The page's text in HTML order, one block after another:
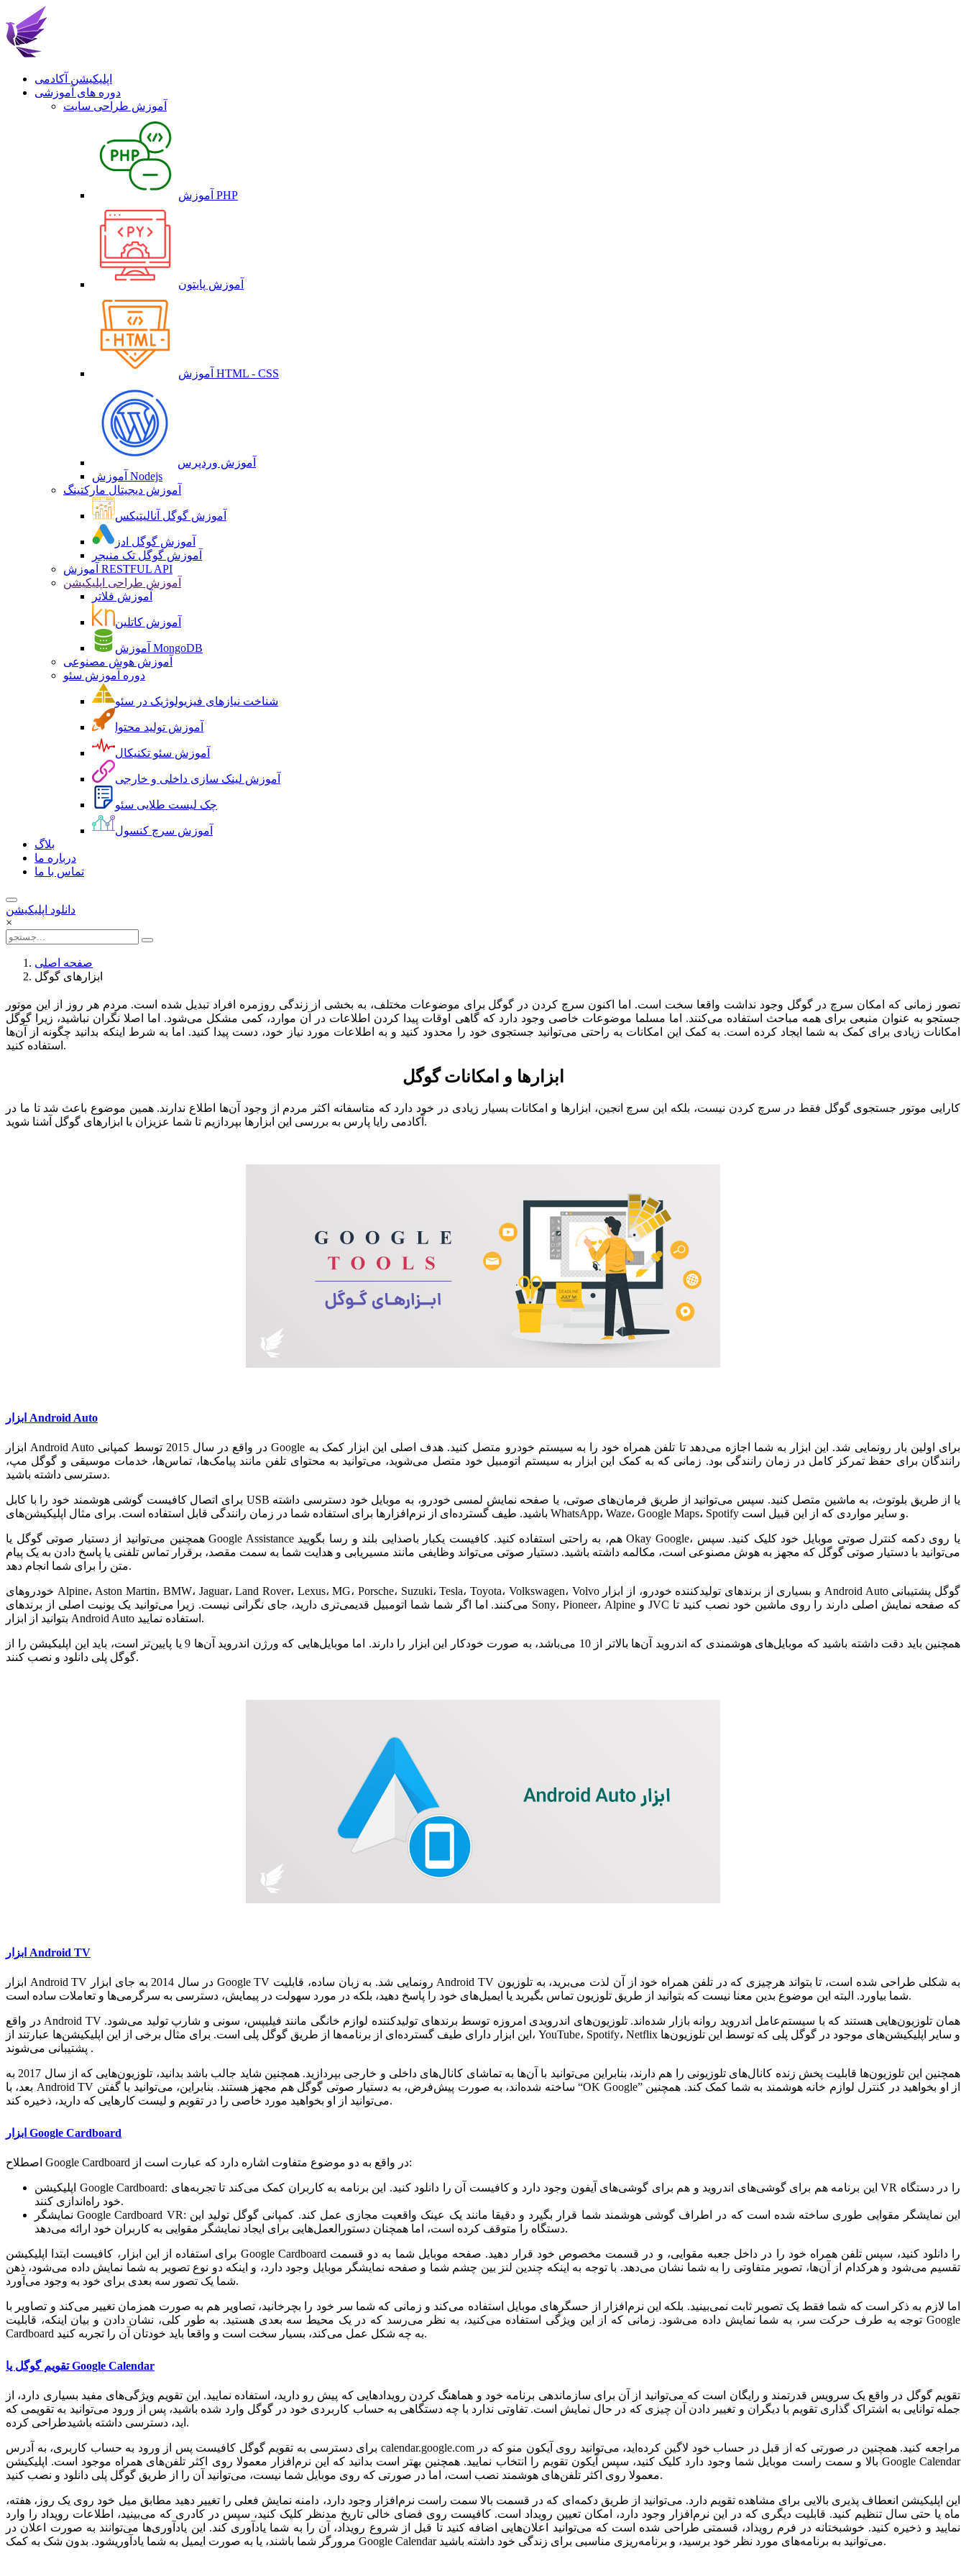
اپلیکیشن آکادمی
دوره های آموزشی
آموزش طراحی سایت
آموزش PHP
آموزش پایتون
آموزش HTML - CSS
آموزش وردپرس
آموزش Nodejs
آموزش دیجیتال مارکتینگ
آموزش گوگل آنالیتیکس
آموزش گوگل ادز
آموزش گوگل تک منیجر
آموزش RESTFUL API
آموزش طراحی اپلیکیشن
آموزش فلاتر
آموزش کاتلین
آموزش MongoDB
آموزش هوش مصنوعی
دوره آموزش سئو
شناخت نیازهای فیزیولوژیک در سئو
آموزش تولید محتوا
آموزش سئو تکنیکال
آموزش لینک سازی داخلی و خارجی
چک لیست طلایی سئو
آموزش سرچ کنسول
بلاگ
درباره ما
تماس با ما
دانلود اپلیکیشن
×
صفحه اصلی
ابزارهای گوگل
تصور زمانی که امکان سرچ در گوگل وجود نداشت واقعا سخت است. اما اکنون سرچ کردن در گوگل برای موضوعات مختلف، به بخشی از زندگی روزمره افراد تبدیل شده است. مردم هر روز از این موتور
جستجو به عنوان منبعی برای همه مباحث استفاده می‌کنند. اما مسلما موضوعات خاصی وجود دارد که گاهی اوقات پیدا کردن اطلاعات در آن موارد، کمی مشکل می‌شود. اما اصلا نگران نباشید، زیرا گوگل
امکانات زیادی برای کمک به شما ایجاد کرده است. به کمک این امکانات به راحتی می‌توانید جستجوی خود را محدود کنید و به اطلاعات مورد نیاز خود، دست پیدا کنید. اما به شرط اینکه بدانید چگونه از آن‌ها
استفاده کنید.
ابزارها و امکانات گوگل
کارایی موتور جستجوی گوگل فقط در سرچ کردن نیست، بلکه این سرچ انجین، ابزارها و امکانات بسیار زیادی در خود دارد که متاسفانه اکثر مردم از وجود آن‌ها اطلاع ندارند. همین موضوع باعث شد تا ما در
آکادمی رایا پارس به بررسی این ابزارها بپردازیم تا شما عزیزان با ابزارهای گوگل آشنا شوید.
ابزار Android Auto
ابزار Android Auto در واقع در سال 2015 توسط کمپانی Google برای اولین بار رونمایی شد. این ابزار به شما اجازه می‌دهد تا تلفن همراه خود را به سیستم خودرو متصل کنید. هدف اصلی این ابزار کمک به
رانندگان برای حفظ تمرکز کامل در زمان رانندگی بود. زمانی که به کمک این ابزار به سیستم اتومبیل خود متصل می‌شوید، می‌توانید به محتوای تلفن مانند پیامک‌ها، تماس‌ها، خدمات موسیقی و گوگل مپ،
دسترسی داشته باشید.
برای اتصال کافیست گوشی هوشمند خود را با کابل USB یا از طریق بلوتوث، به ماشین متصل کنید. سپس می‌توانید از طریق فرمان‌های صوتی، یا صفحه نمایش لمسی خودرو، به موبایل خود دسترسی داشته
باشید. طیف گسترده‌ای از نرم‌افزارها برای استفاده شما در زمان رانندگی قابل استفاده است. برای مثال اپلیکیشن‌های WhatsApp، Waze، Google Maps، Spotify و سایر مواردی که از این قبیل است.
همچنین می‌توانید از دستیار صوتی گوگل یا Google Assistance هم، به راحتی استفاده کنید. کافیست یکبار باصدایی بلند و رسا بگویید Okay Google، یا روی دکمه کنترل صوتی موبایل خود کلیک کنید. سپس
می‌توانید با دستیار صوتی گوگل که مجهز به هوش مصنوعی است، مکالمه داشته باشید. دستیار صوتی می‌تواند وظایفی مانند مسیریابی و هدایت شما به سمت مقصد، برقرار تماس تلفنی یا پاسخ دادن به یک پیام
متن را برای شما انجام دهد.
خودروهای Alpine، Aston Martin، BMW، Jaguar، Land Rover، Lexus، MG، Porsche، Suzuki، Tesla، Toyota، Volkswagen، Volvo و بسیاری از برندهای تولیدکننده خودرو، از ابزار Android Auto گوگل پشتیبانی
می‌کنند. اما اگر شما شما اتومبیل قدیمی‌تری دارید، جای نگرانی نیست. زیرا می‌توانید یک یونیت اصلی از برند‌های Sony، Pioneer، Alpine و JVC که صفحه نمایش اصلی دارند را روی ماشین خود نصب کنید تا
بتوانید از ابزار Android Auto استفاده نمایید.
همچنین باید دقت داشته باشید که موبایل‌های هوشمندی که اندروید آن‌ها بالاتر از 10 می‌باشد، به صورت خودکار این ابزار را دارند. اما موبایل‌هایی که ورژن اندروید آن‌ها 9 یا پایین‌تر است، باید این اپلیکیشن را از
گوگل پلی دانلود و نصب کنند.
ابزار Android TV
ابزار Android TV در سال 2014 به جای ابزار Google TV رونمایی شد. به زبان ساده، قابلیت Android TV به شکلی طراحی شده است، تا بتواند هرچیزی که در تلفن همراه خود از آن لذت می‌برید، به تلوزیون
شما بیاورد. البته این موضوع بدین معنا نیست که بتوانید از طریق تلوزیون تماس بگیرید یا ایمیل‌های خود را پاسخ دهید، بلکه در مورد سهولت در پیمایش، دسترسی به سرگرمی‌ها و تعاملات ساده است.
در واقع Android TV همان تلوزیون‌هایی هستند که با سیستم‌عامل اندروید روانه بازار شده‌اند. تلوزیون‌های اندرویدی امروزه توسط برندهای تولیدکننده لوازم خانگی مانند فیلیپس، سونی و شارپ تولید می‌شود.
این ابزار دارای طیف گسترده‌ای از برنامه‌ها از طریق گوگل پلی است. برای مثال برخی از این اپلیکیشن‌ها عبارتند از، YouTube، Spotify، Netflix و سایر اپلیکیشن‌های موجود در گوگل پلی که توسط این تلوزیون‌ها
پشتیبانی می‌شوند .
همچنین این تلوزیون‌ها قابلیت پخش زنده کانال‌های تلوزیونی را هم دارند، بنابراین می‌توانید با آن‌ها به تماشای کانال‌های داخلی و خارجی بپردازید. همچنین شاید جالب باشد بدانید، تلوزیون‌هایی که از سال 2017 به
بعد، با Android TV ساخته شده‌اند، به صورت پیش‌فرض، به دستیار صوتی گوگل هم مجهز هستند. بنابراین، می‌توانید با گفتن “OK Google” از او بخواهید در کنترل لوازم خانه هوشمند به شما کمک کند. همچنین
می‌توانید از او بخواهید مورد خاصی را در تقویم و لیست‌ کارهایی که دارید، ذخیره کند.
ابزار Google Cardboard
اصطلاح Google Cardboard در واقع به دو موضوع متفاوت اشاره دارد که عبارت است از:
اپلیکیشن Google Cardboard: این برنامه هم برای گوشی‌های اندروید و هم برای گوشی‌های آیفون وجود دارد و کافیست آن را دانلود کنید. این برنامه به کاربران کمک می‌کند تا تجربه‌های VR را در دستگاه
خود راه‌اندازی کنند.
نمایشگر Google Cardboard VR: این نمایشگر مقوایی طوری ساخته شده است که در اطراف گوشی هوشمند شما قرار بگیرد و دقیقا مانند یک عینک واقعیت مجازی عمل کند. کمپانی گوگل تولید این
دستگاه را متوقف کرده است، اما همچنان دستورالعمل‌هایی برای ایجاد نمایشگر مقوایی به کاربران خود ارائه می‌دهد.
برای استفاده از این ابزار، کافیست ابتدا اپلیکیشن Google Cardboard را دانلود کنید، سپس تلفن همراه خود را در داخل جعبه مقوایی، و در قسمت مخصوص خود قرار دهید. صفحه موبایل شما به دو قسمت
تقسیم می‌شود و هرکدام از آن‌ها، تصویر متفاوتی را به شما نشان می‌دهد. با توجه به اینکه چندین لنز بین چشم شما و صفحه نمایشگر موبایل وجود دارد، و اینکه دو نوع تصویر به شما نمایش داده می‌شود، ذهن
شما یک تصور سه بعدی برای خود به وجود می‌آورد.
اما لازم به ذکر است که شما فقط یک تصویر ثابت نمی‌بینید. بلکه این نرم‌افزار از حسگر‌های موبایل استفاده می‌کند و زمانی که شما سر خود را بچرخانید، تصاویر هم به صورت همزمان تغییر می‌کند و تصاویر با
توجه به طرف حرکت سر، به شما نمایش داده می‌شود. زمانی که از این ویژگی استفاده می‌کنید، به نظر می‌رسد که در یک محیط سه بعدی هستید. به طور کلی، نشان دادن و بیان اینکه، قابلیت Google
Cardboard به چه شکل عمل می‌کند، بسیار سخت است و واقعا باید خودتان آن را تجربه کنید.
تقویم گوگل یا Google Calendar
تقویم گوگل در واقع یک سرویس قدرتمند و رایگان است که می‌توانید از آن برای سازماندهی برنامه خود و هماهنگ کردن رویدادهایی که پیش رو دارید، استفاده نمایید. این تقویم ویژگی‌های مفید بسیاری دارد، از
جمله توانایی به اشتراک گذاری تقویم با دیگران و تغییر دادن آن چیزی که در حال نمایش است. تفاوتی ندارد با چه دستگاهی به حساب کاربردی خود در گوگل وارد شده باشید، پس از ورود می‌توانید به تقویمی که
طراحی کرده‌‎اید، دسترسی داشته باشید.
برای دسترسی به تقویم گوگل کافیست پس از ورود به حساب کاربری، به آدرس calendar.google.com مراجعه کنید. همچنین در صورتی که از قبل در حساب خود لاگین کرده‌اید، می‌توانید روی آیکون منو که در
بالا و سمت راست موبایل شما وجود دارد کلیک کنید، سپس آیکون تقویم را انتخاب نمایید. همچنین بهتر است بدانید که این نرم‌افزار معمولا روی اکثر تلفن‌های همراه موجود است. اپلیکیشن Google Calendar
معمولا روی اکثر تلفن‌های هوشمند نصب است، اما در صورتی که روی موبایل شما نیست، می‌توانید آن را از طریق گوگل پلی دانلود و نصب کنید.
این اپلیکیشن انعطاف پذیری بالایی برای مشاهده تقویم دارد. می‌توانید از طریق دکمه‌ای که در قسمت بالا سمت راست نرم‌افزار وجود دارد، دامنه نمایش فعلی را تغییر دهید مطابق میل خود روی یک روز، هفته،
ماه یا حتی سال تنظیم کنید. قابلیت دیگری که در این نرم‌افزار وجود دارد، امکان تعیین رویداد است. کافیست روی فضای خالی تاریخ مدنظر کلیک کنید، سپس در کادری که می‌بینید، اطلاعات رویداد را وارد
نمایید و ذخیره کنید. خوشبختانه در فرم رویداد، قسمتی طراحی شده است که می‌توانید اعلان‌هایی اضافه کنید تا قبل از شروع رویداد، آن را به شما یادآوری کند. این یادآوری‌ها می‌توانند به صورت اعلان در
مرورگر شما باشند، یا به صورت ایمیل به شما یادآوریشود. بدون شک به کمک Google Calendar می‌توانید به برنامه‌های مورد نظر خود برسید، و برنامه‌ریزی مناسبی برای زندگی خود داشته باشید.